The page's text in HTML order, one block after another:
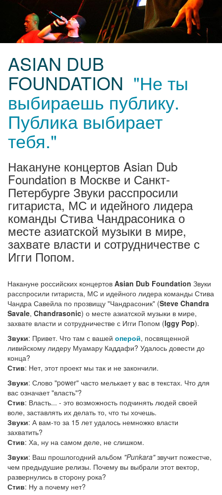
ASIAN DUB
FOUNDATION "Не ты
выбираешь публику.
Публика выбирает
тебя."
Накануне концертов Asian Dub
Foundation в Москве и Санкт-
Петербурге Звуки расспросили
гитариста, МС и идейного лидера
команды Стива Чандрасоника о
месте азиатской музыки в мире,
захвате власти и сотрудничестве с
Игги Попом.
Накануне российских концертов Asian Dub Foundation Звуки
расспросили гитариста, МС и идейного лидера команды Стива
Чандра Савейла по прозвищу "Чандрасоник" (Steve Chandra
Savale, Chandrasonic) о месте азиатской музыки в мире,
захвате власти и сотрудничестве с Игги Попом (Iggy Pop).
Звуки: Привет. Что там с вашей оперой, посвященной
ливийскому лидеру Муамару Каддафи? Удалось довести до
конца?
Стив: Нет, этот проект мы так и не закончили.
Звуки: Слово "power" часто мелькает у вас в текстах. Что для
вас означает "власть"?
Стив: Власть... - это возможность подчинять людей своей
воле, заставлять их делать то, что ты хочешь.
Звуки: А вам-то за 15 лет удалось немножко власти
захватить?
Стив: Ха, ну на самом деле, не слишком.
Звуки: Ваш прошлогодний альбом "Punkara"звучит пожестче,
чем предыдушие релизы. Почему вы выбрали этот вектор,
развернулись в сторону рока?
Стив: Ну а почему нет?